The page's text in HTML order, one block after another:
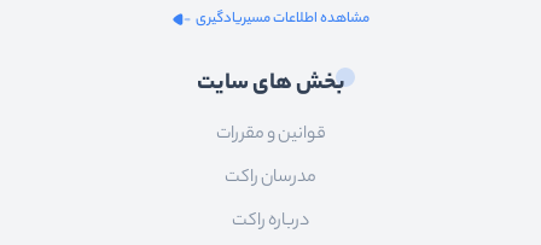
مشاهده اطلاعات مسیریادگیری
بخش های سایت
قوانین و مقررات
مدرسان راکت
درباره راکت